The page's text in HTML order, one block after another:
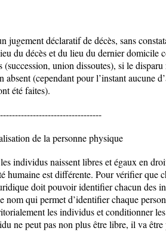
jugement déclaratif de décès, sans
du décès et du lieu du dernier domicile
(succession, union dissoutes), si le
absent (cependant pour l’instant aucune
été faites).
de la personne physique
individus naissent libres et égaux en
humaine est différente. Pour vérifier que
doit pouvoir identifier chacun des
nom qui permet d’identifier chaque
les individus et conditionner
ne peut pas non plus être libre, il va